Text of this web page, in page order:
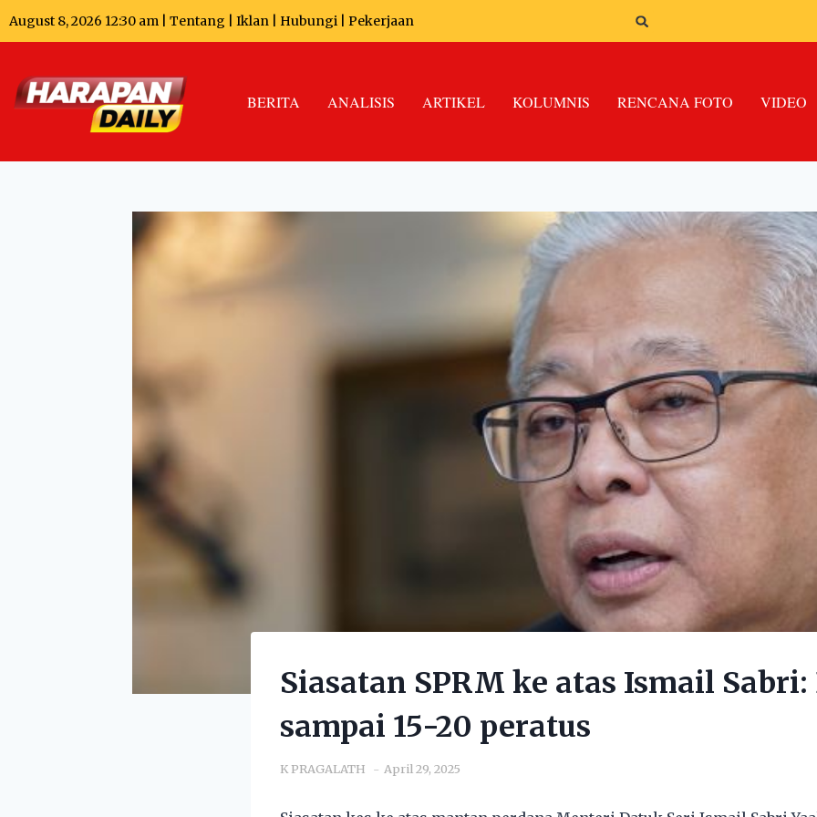
August 8, 2026 12:30 am | Tentang Iklan Hubungi Pekerjaan
BERITA ANALISIS ARTIKEL KOLUMNIS RENCANA FOTO VIDEO
Siasatan SPRM ke atas Ismail
sampai 15-20 peratus
K PRAGALATH April 29, 2025